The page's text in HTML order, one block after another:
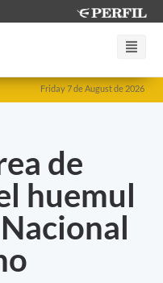
Friday 7 de August de 2026
de
huemul